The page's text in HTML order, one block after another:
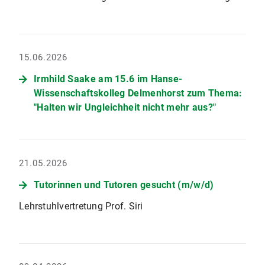
15.06.2026
Irmhild Saake am 15.6 im Hanse-
Wissenschaftskolleg Delmenhorst zum Thema:
"Halten wir Ungleichheit nicht mehr aus?"
21.05.2026
Tutorinnen und Tutoren gesucht (m/w/d)
Lehrstuhlvertretung Prof. Siri